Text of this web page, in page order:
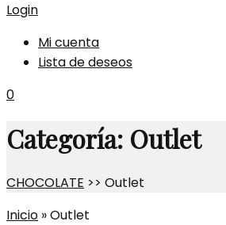
Login
Mi cuenta
Lista de deseos
0
Categoría: Outlet
CHOCOLATE >> Outlet
Inicio »Outlet